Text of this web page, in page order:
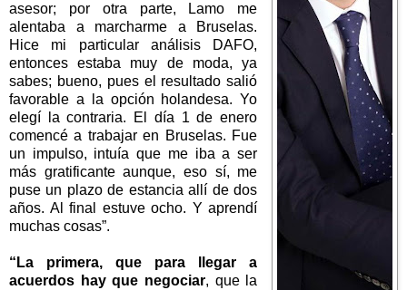
asesor; por otra parte, Lamo me
alentaba a marcharme a Bruselas.
Hice mi particular análisis DAFO,
entonces estaba muy de moda, ya
sabes; bueno, pues el resultado salió
favorable a la opción holandesa. Yo
elegí la contraria. El día 1 de enero
comencé a trabajar en Bruselas. Fue
un impulso, intuía que me iba a ser
más gratificante aunque, eso sí, me
puse un plazo de estancia allí de dos
años. Al final estuve ocho. Y aprendí
muchas cosas”.
“La primera, que para llegar a
acuerdos hay que negociar, que la